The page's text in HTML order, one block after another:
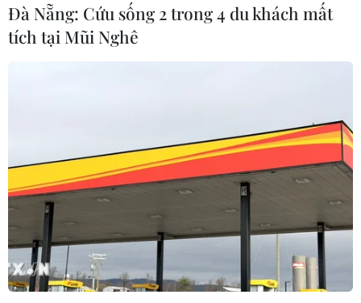
Đà Nẵng: Cứu sống 2 trong 4 du khách mất
tích tại Mũi Nghê